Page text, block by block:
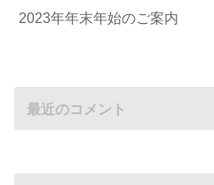
2023年年末年始のご案内
最近のコメント